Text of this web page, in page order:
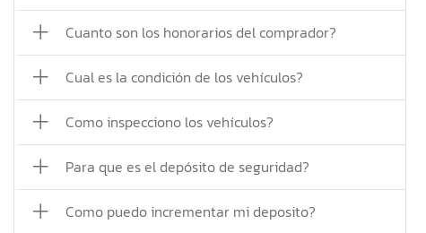
Cuanto son los honorarios del comprador?
Cual es la condición de los vehículos?
Como inspecciono los vehículos?
Para que es el depósito de seguridad?
Como puedo incrementar mi deposito?